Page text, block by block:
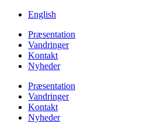
English
Præsentation
Vandringer
Kontakt
Nyheder
Præsentation
Vandringer
Kontakt
Nyheder